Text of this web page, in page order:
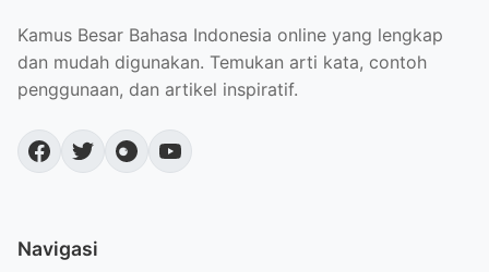
Kamus Besar Bahasa Indonesia online yang lengkap
dan mudah digunakan. Temukan arti kata, contoh
penggunaan, dan artikel inspiratif.
Navigasi